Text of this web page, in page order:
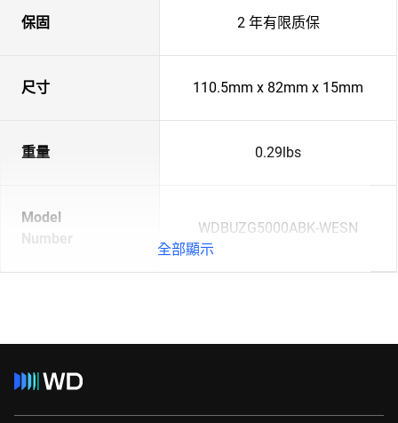
保固 2 年有限质保
尺寸 110.5mm x 82mm x 15mm
重量 0.29lbs
Model
Number
WDBUZG5000ABK-WESN
全部顯示